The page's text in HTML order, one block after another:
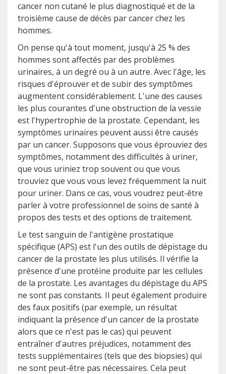
cancer non cutané le plus diagnostiqué et de la
troisième cause de décès par cancer chez les
hommes.
On pense qu'à tout moment, jusqu'à 25 % des
hommes sont affectés par des problèmes
urinaires, à un degré ou à un autre. Avec l'âge, les
risques d'éprouver et de subir des symptômes
augmentent considérablement. L'une des causes
les plus courantes d'une obstruction de la vessie
est l'hypertrophie de la prostate. Cependant, les
symptômes urinaires peuvent aussi être causés
par un cancer. Supposons que vous éprouviez des
symptômes, notamment des difficultés à uriner,
que vous uriniez trop souvent ou que vous
trouviez que vous vous levez fréquemment la nuit
pour uriner. Dans ce cas, vous voudrez peut-être
parler à votre professionnel de soins de santé à
propos des tests et des options de traitement.
Le test sanguin de l'antigène prostatique
spécifique (APS) est l'un des outils de dépistage du
cancer de la prostate les plus utilisés. Il vérifie la
présence d'une protéine produite par les cellules
de la prostate. Les avantages du dépistage du APS
ne sont pas constants. Il peut également produire
des faux positifs (par exemple, un résultat
indiquant la présence d'un cancer de la prostate
alors que ce n'est pas le cas) qui peuvent
entraîner d'autres préjudices, notamment des
tests supplémentaires (tels que des biopsies) qui
ne sont peut-être pas nécessaires. Cela peut